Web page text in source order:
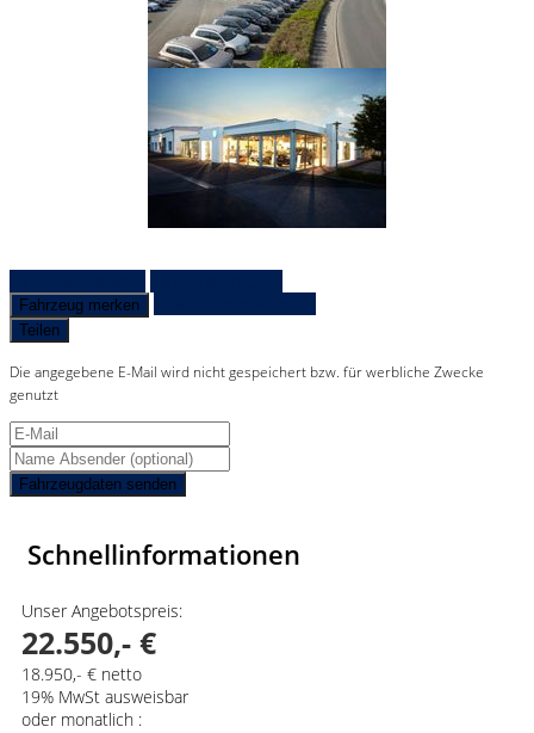
Fahrzeug merken
Teilen
Die angegebene E-Mail wird nicht gespeichert bzw. für werbliche Zwecke
genutzt
Fahrzeugdaten senden
Schnellinformationen
Unser Angebotspreis:
22.550,- €
18.950,- € netto
19% MwSt ausweisbar
oder monatlich :